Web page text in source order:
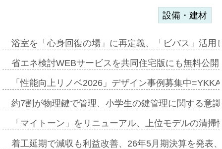
設備・建材
浴室を「心身回復の場」に再定義、「ビバス」活
省エネ検討WEBサービスを共同住宅版にも無料公
「性能向上リノベ2026」デザイン事例募集中
約7割が物理鍵で管理、小学生の鍵管理に関する意
「マイトーン」をリニューアル、上位モデルの清
着工延期で減収も利益改善、26年5月期決算を発表